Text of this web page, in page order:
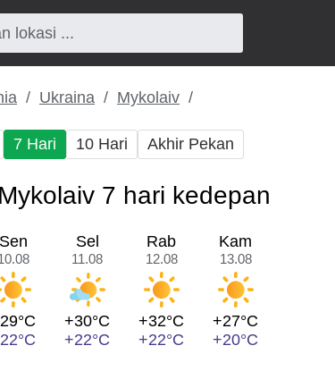
Ukraina Mykolaiv
7 Hari 10 Hari Akhir Pekan
7 hari kedepan
Sen Sel
11.08
+30°C
+22°C
Rab
12.08
+32°C
+22°C
Kam
13.08
+27°C
+20°C